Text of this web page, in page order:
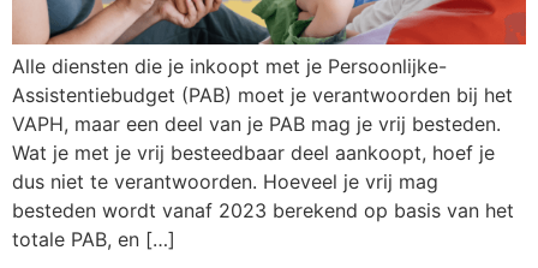
Alle diensten die je inkoopt met je Persoonlijke-
Assistentiebudget (PAB) moet je verantwoorden bij het
VAPH, maar een deel van je PAB mag je vrij besteden.
Wat je met je vrij besteedbaar deel aankoopt, hoef je
dus niet te verantwoorden. Hoeveel je vrij mag
besteden wordt vanaf 2023 berekend op basis van het
totale PAB, en […]